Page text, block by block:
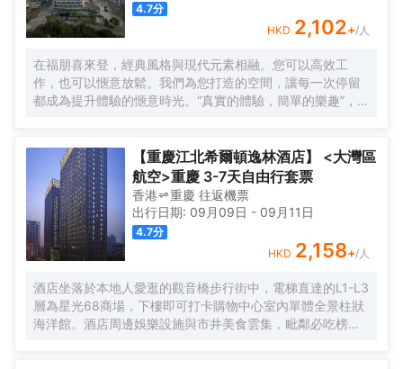
4.7分
HKD 2,102+/人
在福朋喜來登，經典風格與現代元素相融。您可以高效工
作，也可以愜意放鬆。我們為您打造的空間，讓每一次停留
都成為提升體驗的愜意時光。“真實的體驗，簡單的樂趣”，強
【重慶江北希爾頓逸林酒店】 <大灣區
航空>重慶 3-7天自由行套票
香港 重慶 往返機票
出行日期: 09月09日 - 09月11日
4.7分
HKD 2,158+/人
酒店坐落於本地人愛逛的觀音橋步行街中，電梯直達的L1-L3
層為星光68商場，下樓即可打卡購物中心室內單體全景柱狀
海洋館。酒店周邊娛樂設施與市井美食雲集，毗鄰必吃榜叁